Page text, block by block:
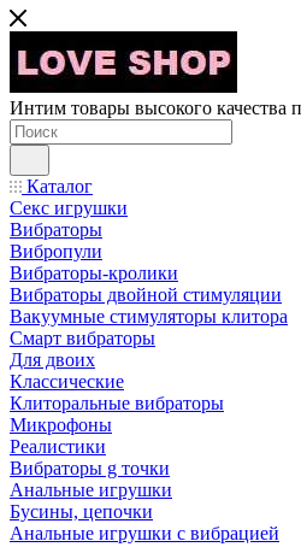
Интим товары высокого качества
Каталог
Секс игрушки
Вибраторы
Вибропули
Вибраторы-кролики
Вибраторы двойной стимуляции
Вакуумные стимуляторы клитора
Смарт вибраторы
Для двоих
Классические
Клиторальные вибраторы
Микрофоны
Реалистики
Вибраторы g точки
Анальные игрушки
Бусины, цепочки
Анальные игрушки с вибрацией